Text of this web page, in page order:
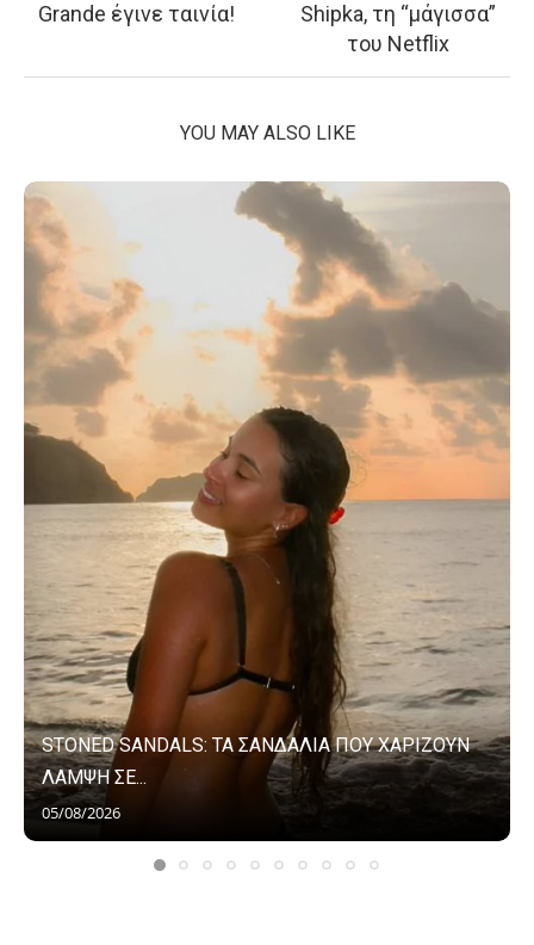
Grande έγινε ταινία!
Shipka, τη “μάγισσα”
του Netflix
YOU MAY ALSO LIKE
STONED SANDALS: ΤΑ ΣΑΝΔΑΛΙΑ ΠΟΥ ΧΑΡΙΖΟΥΝ
ΛΑΜΨΗ ΣΕ...
05/08/2026